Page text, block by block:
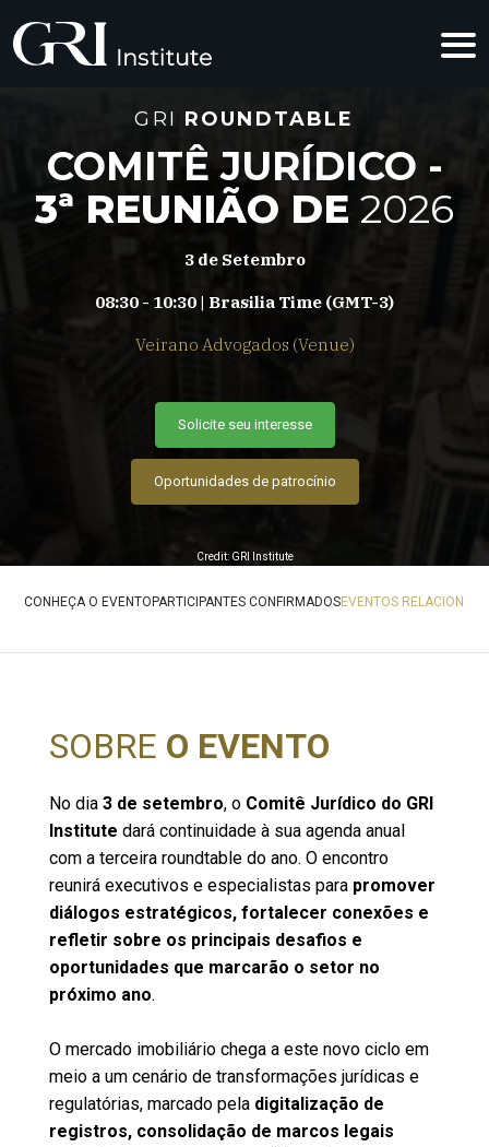
GRI ROUNDTABLE
COMITÊ JURÍDICO -
3ª REUNIÃO DE 2026
3 de Setembro
08:30 - 10:30 | Brasilia Time (GMT-3)
Veirano Advogados (Venue)
Solicite seu interesse
Oportunidades de patrocínio
Credit: GRI Institute
CONHEÇA O EVENTO PARTICIPANTES CONFIRMADOSEVENTOS
SOBRE O EVENTO
No dia 3 de setembro, o Comitê Jurídico do GRI
Institute dará continuidade à sua agenda anual
com a terceira roundtable do ano. O encontro
reunirá executivos e especialistas para promover
diálogos estratégicos, fortalecer conexões e
refletir sobre os principais desafios e
oportunidades que marcarão o setor no
próximo ano.
O mercado imobiliário chega a este novo ciclo em
meio a um cenário de transformações jurídicas e
regulatórias, marcado pela digitalização de
registros, consolidação de marcos legais